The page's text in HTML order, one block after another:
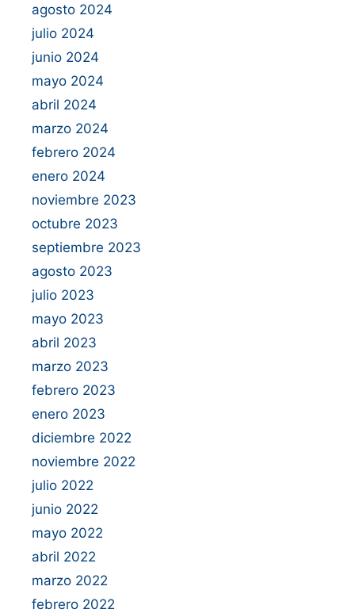
agosto 2024
julio 2024
junio 2024
mayo 2024
abril 2024
marzo 2024
febrero 2024
enero 2024
noviembre 2023
octubre 2023
septiembre 2023
agosto 2023
julio 2023
mayo 2023
abril 2023
marzo 2023
febrero 2023
enero 2023
diciembre 2022
noviembre 2022
julio 2022
junio 2022
mayo 2022
abril 2022
marzo 2022
febrero 2022